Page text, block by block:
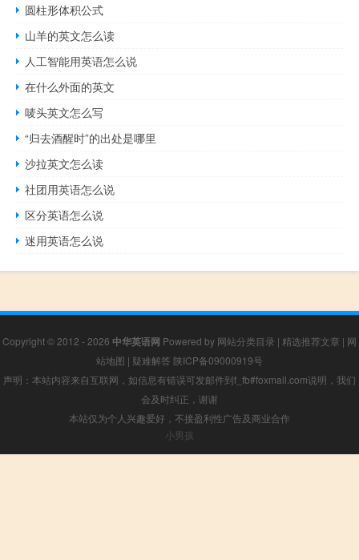
圆柱形体积公式
山羊的英文怎么读
人工智能用英语怎么说
在什么外面的英文
唛头英文怎么写
“归去酒醒时”的出处是哪里
沙拉英文怎么读
社团用英语怎么说
区分英语怎么说
迷用英语怎么说
Copyright © 2012 - 2026 中华英语网 Powered by 网站分类目录 | 精选推荐文章 | 网
站地图 | 疑难解答 陕ICP备09000919号
声明：本站内容来自互联网，如信息有错误可发邮件到f_fb#foxmail.com说明，我们
会及时纠正，谢谢
本站仅为个人兴趣爱好，不接盈利性广告及商业合作
小男孩